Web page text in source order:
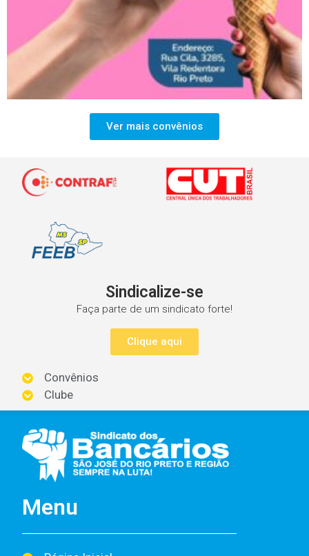
Ver mais convênios
Sindicalize-se
Faça parte de um sindicato forte!
Clique aqui
Convênios
Clube
Menu